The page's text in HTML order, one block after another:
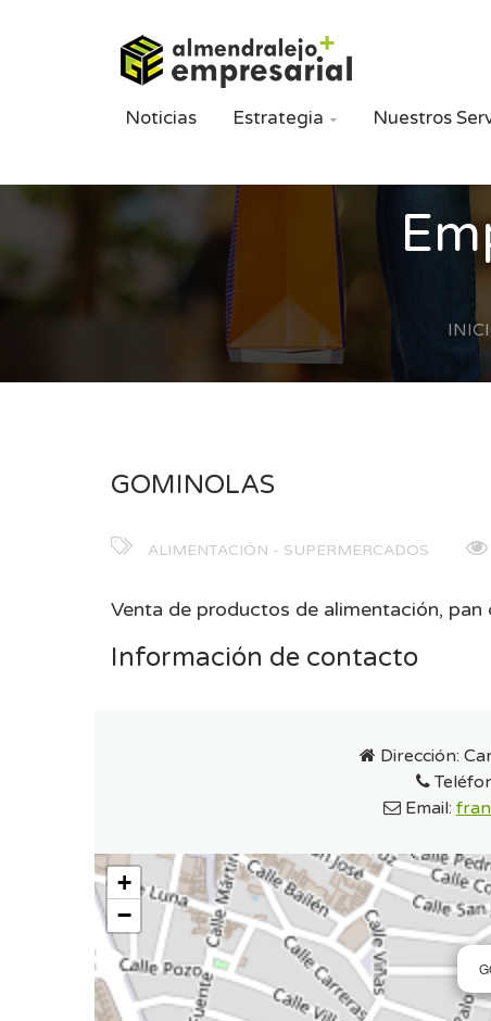
Noticias Estrategia  Nuestros
GOMINOLAS
ALIMENTACIÓN - SUPERMERCADOS
Venta de productos de alimentación, pan
Información de contacto
Dirección:
Email:
+
−